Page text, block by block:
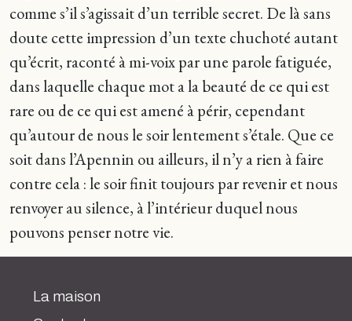
comme s’il s’agissait d’un terrible secret. De là sans
doute cette impression d’un texte chuchoté autant
qu’écrit, raconté à mi-voix par une parole fatiguée,
dans laquelle chaque mot a la beauté de ce qui est
rare ou de ce qui est amené à périr, cependant
qu’autour de nous le soir lentement s’étale. Que ce
soit dans l’Apennin ou ailleurs, il n’y a rien à faire
contre cela : le soir finit toujours par revenir et nous
renvoyer au silence, à l’intérieur duquel nous
pouvons penser notre vie.
La maison